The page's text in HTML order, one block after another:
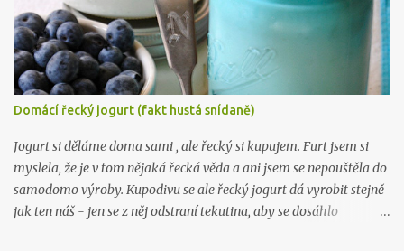
vlastního výběru (vybírejte ZDE ) 10 litrů vařící vody Mýdlo
nastrouhejte na jemno a rozmíchejte ve vroucí vodě, po rozpuštění
přimíchejte sodu, opět míchejte až do úplného rozpuštění, pak
přilívejte vařící vodu. Nechte zchladit a přidejte esenciální olej.
Nechte stát 24 hodin a je to. :) Chcete taky vyrábět víc? Pak tu
mám, ne 1, ne 2, ale už 3 knihy plné návodů , které vám poradí, jak
na to: Líbil se vám tenhle recept? Zkoukněte další návo...
Domácí řecký jogurt (fakt hustá snídaně)
Jogurt si děláme doma sami , ale řecký si kupujem. Furt jsem si
myslela, že je v tom nějaká řecká věda a ani jsem se nepouštěla do
samodomo výroby. Kupodivu se ale řecký jogurt dá vyrobit stejně
jak ten náš - jen se z něj odstraní tekutina, aby se dosáhlo